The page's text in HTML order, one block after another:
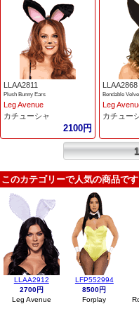
LLAA2811
Plush Bunny Ears
Leg Avenue
カチューシャ
2100円
LLAA2868
Bendable
Leg
カチュー
このカテゴリーで人気の商品です
LLAA2912
2700円
Leg Avenue
LFP552994
8500円
Forplay